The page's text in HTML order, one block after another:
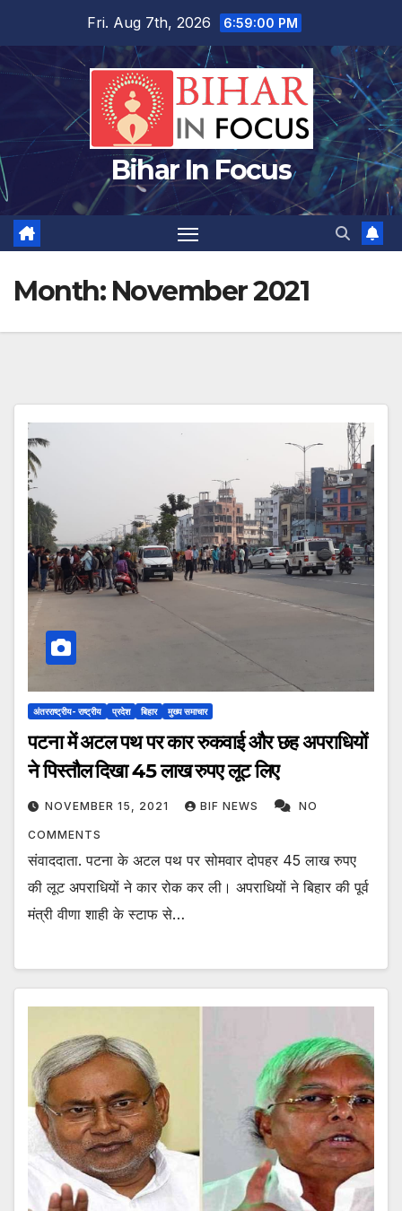
content
Fri. Aug 7th, 2026 6:59:00 PM
Bihar In Focus
Month: November 2021
अंतरराष्ट्रीय- राष्ट्रीय प्रदेश बिहार मुख्य समाचार
पटना में अटल पथ पर कार रुकवाई और छह अपराधियों
ने पिस्तौल दिखा 45 लाख रुपए लूट लिए
NOVEMBER 15, 2021 BIF NEWS NO
COMMENTS
संवाददाता. पटना के अटल पथ पर सोमवार दोपहर 45 लाख रुपए
की लूट अपराधियों ने कार रोक कर ली। अपराधियों ने बिहार की पूर्व
मंत्री वीणा शाही के स्टाफ से…